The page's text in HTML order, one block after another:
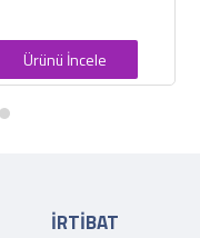
Ürünü İncele
İRTİBAT